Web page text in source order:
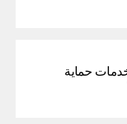
حماية